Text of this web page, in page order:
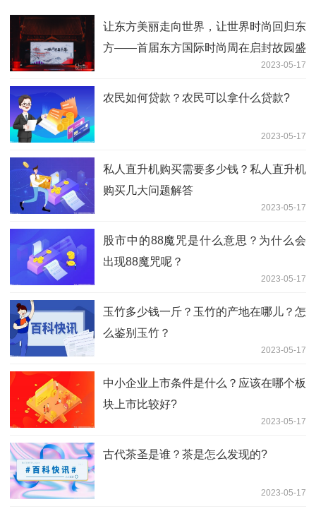
让东方美丽走向世界，让世界时尚回归东
方——首届东方国际时尚周在启封故园盛
2023-05-17
农民如何贷款？农民可以拿什么贷款?
2023-05-17
私人直升机购买需要多少钱？私人直升机
购买几大问题解答
2023-05-17
股市中的88魔咒是什么意思？为什么会
出现88魔咒呢？
2023-05-17
玉竹多少钱一斤？玉竹的产地在哪儿？怎
么鉴别玉竹？
2023-05-17
中小企业上市条件是什么？应该在哪个板
块上市比较好?
2023-05-17
古代茶圣是谁？茶是怎么发现的?
2023-05-17